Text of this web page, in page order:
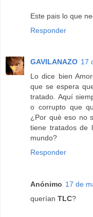
Este pais lo que
Responder
GAVILANAZO 17
Lo dice bien
que se espera
tratado. Aquí
o corrupto que
¿Por què eso no
tiene tratados de
mundo?
Responder
Anónimo 17 de
querían TLC?